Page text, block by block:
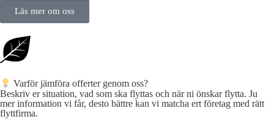
Läs mer om oss
Varför jämföra offerter genom oss?
Beskriv er situation, vad som ska flyttas och när ni önskar flytta. Ju
mer information vi får, desto bättre kan vi matcha ert företag med rätt
flyttfirma.